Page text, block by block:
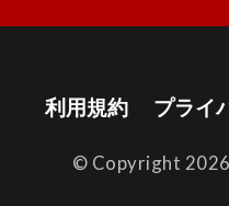
利用規約 プライ
© Copyright